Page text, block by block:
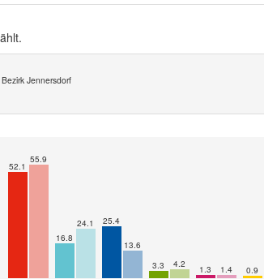
Bezirk Jennersdorf
52.1
55.9
16.8
24.1
25.4
13.6
3.3 4.2 1.3 1.4 0.9